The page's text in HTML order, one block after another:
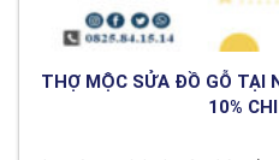
THỢ MỘC SỬA ĐỒ GỖ TẠI
10% CHI